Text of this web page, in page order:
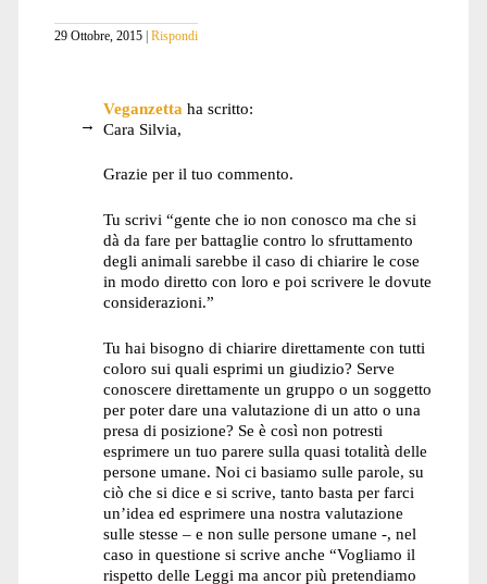
29 Ottobre, 2015 Rispondi
Veganzetta ha scritto:
Cara Silvia,
Grazie per il tuo commento.
Tu scrivi “gente che io non conosco ma che si
dà da fare per battaglie contro lo sfruttamento
degli animali sarebbe il caso di chiarire le cose
in modo diretto con loro e poi scrivere le dovute
considerazioni.”
Tu hai bisogno di chiarire direttamente con tutti
coloro sui quali esprimi un giudizio? Serve
conoscere direttamente un gruppo o un soggetto
per poter dare una valutazione di un atto o una
presa di posizione? Se è così non potresti
esprimere un tuo parere sulla quasi totalità delle
persone umane. Noi ci basiamo sulle parole, su
ciò che si dice e si scrive, tanto basta per farci
un’idea ed esprimere una nostra valutazione
sulle stesse – e non sulle persone umane -, nel
caso in questione si scrive anche “Vogliamo il
rispetto delle Leggi ma ancor più pretendiamo